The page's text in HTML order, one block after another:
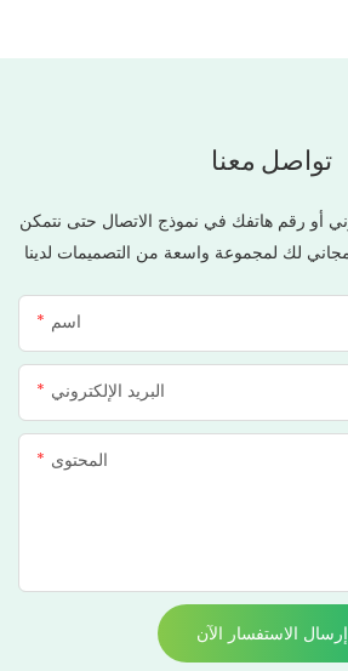
تواصل معنا
أو رقم هاتفك في نموذج الاتصال حتى نتمكن
لك لمجموعة واسعة من التصميمات لدينا
اسم
البريد الإلكتروني
المحتوى
إرسال الاستفسار الآن